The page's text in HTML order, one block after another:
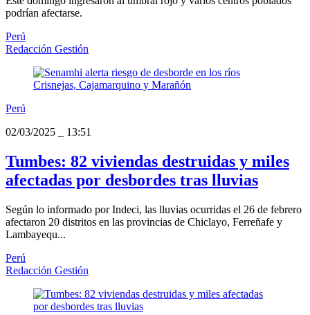
podrían afectarse.
Perú
Redacción Gestión
Perú
02/03/2025
13:51
Tumbes: 82 viviendas destruidas y miles
afectadas por desbordes tras lluvias
Según lo informado por Indeci, las lluvias ocurridas el 26 de febrero
afectaron 20 distritos en las provincias de Chiclayo, Ferreñafe y
Lambayequ...
Perú
Redacción Gestión